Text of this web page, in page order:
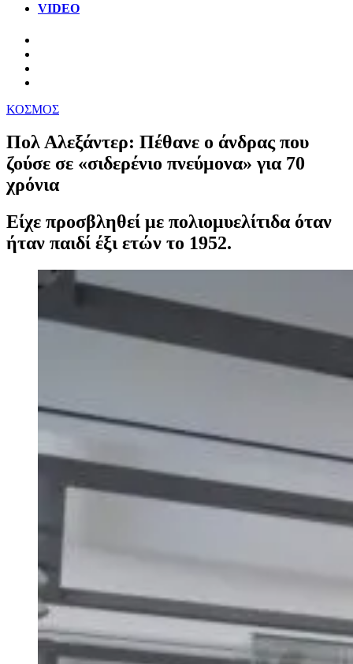
VIDEO
ΚΟΣΜΟΣ
Πολ Αλεξάντερ: Πέθανε ο άνδρας που
ζούσε σε «σιδερένιο πνεύμονα» για 70
χρόνια
Είχε προσβληθεί με πολιομυελίτιδα όταν
ήταν παιδί έξι ετών το 1952.